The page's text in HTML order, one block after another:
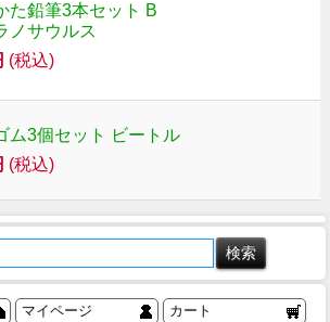
た鉛筆3本セット B
ノサウルス
(税込)
ム3個セット ビートル
(税込)
マイページ カート